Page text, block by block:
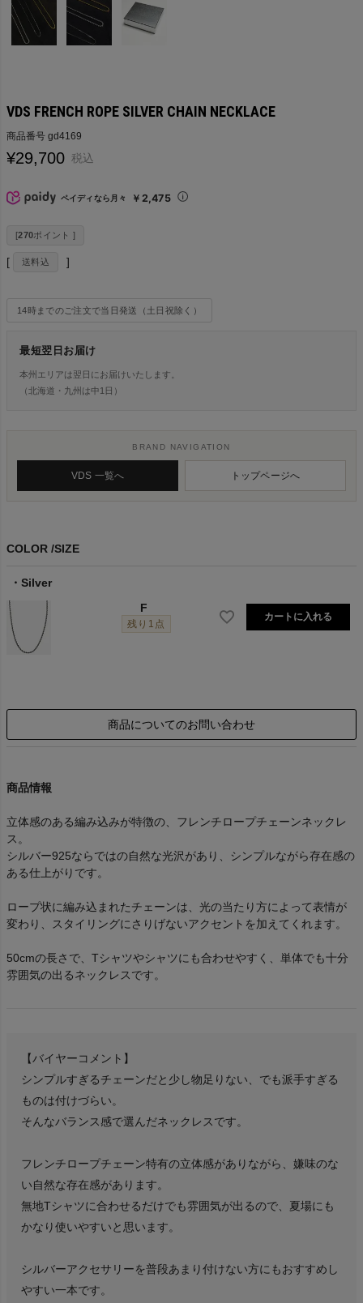
VDS FRENCH ROPE SILVER CHAIN NECKLACE
商品番号 gd4169
¥29,700 税込
ペイディなら月々 ￥2,475
[270ポイント ]
送料込
14時までのご注文で当日発送（土日祝除く）
最短翌日お届け
本州エリアは翌日にお届けいたします。
（北海道・九州は中1日）
BRAND NAVIGATION
VDS 一覧へ トップページへ
COLOR SIZE
Silver
F
残り1点
カートに入れる
商品についてのお問い合わせ
商品情報
立体感のある編み込みが特徴の、フレンチロープチェーンネックレ
ス。
シルバー925ならではの自然な光沢があり、シンプルながら存在感の
ある仕上がりです。
ロープ状に編み込まれたチェーンは、光の当たり方によって表情が
変わり、スタイリングにさりげないアクセントを加えてくれます。
50cmの長さで、Tシャツやシャツにも合わせやすく、単体でも十分
雰囲気の出るネックレスです。
【バイヤーコメント】
シンプルすぎるチェーンだと少し物足りない、でも派手すぎる
ものは付けづらい。
そんなバランス感で選んだネックレスです。
フレンチロープチェーン特有の立体感がありながら、嫌味のな
い自然な存在感があります。
無地Tシャツに合わせるだけでも雰囲気が出るので、夏場にも
かなり使いやすいと思います。
シルバーアクセサリーを普段あまり付けない方にもおすすめし
やすい一本です。